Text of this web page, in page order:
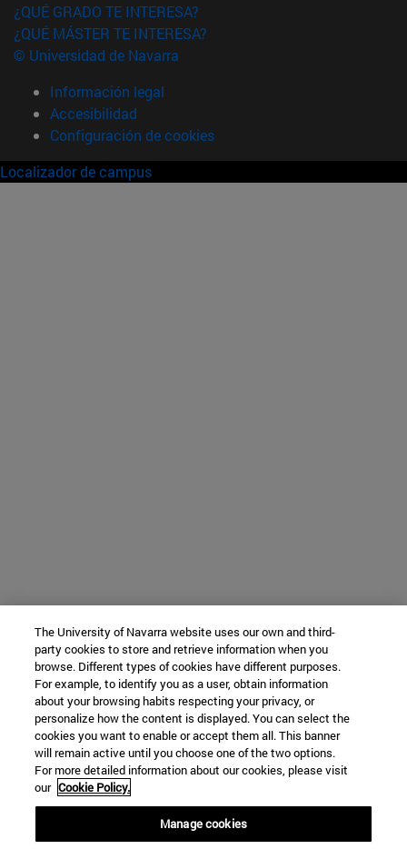
¿QUÉ GRADO TE INTERESA?
¿QUÉ MÁSTER TE INTERESA?
© Universidad de Navarra
Información legal
Accesibilidad
Configuración de cookies
Localizador de campus
The University of Navarra website uses our own and third-
party cookies to store and retrieve information when you
browse. Different types of cookies have different purposes.
For example, to identify you as a user, obtain information
about your browsing habits respecting your privacy, or
personalize how the content is displayed. You can select the
cookies you want to enable or accept them all. This banner
will remain active until you choose one of the two options.
For more detailed information about our cookies, please visit
our Cookie Policy.
Manage cookies